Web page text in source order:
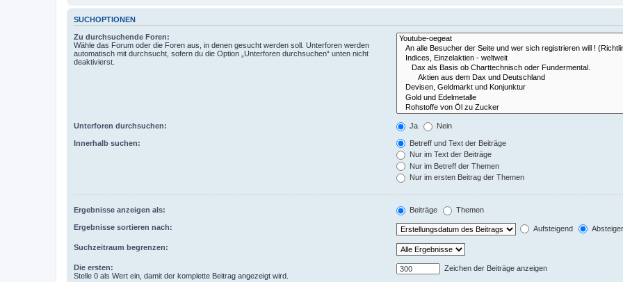
SUCHOPTIONEN
Zu durchsuchende Foren:
Wähle das Forum oder die Foren aus, in denen gesucht werden soll. Unterforen werden
automatisch mit durchsucht, sofern du die Option „Unterforen durchsuchen“ unten nicht
deaktivierst.
Unterforen durchsuchen: Ja Nein
Innerhalb suchen:
Betreff und Text der Beiträge
Nur im Text der Beiträge
Nur im Betreff der Themen
Nur im ersten Beitrag der Themen
Ergebnisse anzeigen als: Beiträge Themen
Ergebnisse sortieren nach: Aufsteigend
Suchzeitraum begrenzen:
Die ersten:
Stelle 0 als Wert ein, damit der komplette Beitrag angezeigt wird.
Zeichen der Beiträge anzeigen